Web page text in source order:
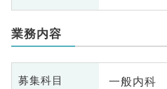
業務内容
募集科目 一般内科